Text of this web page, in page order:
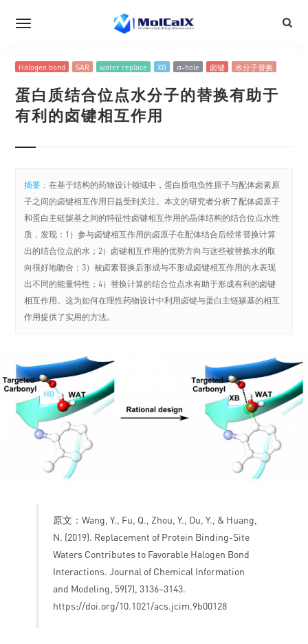
Halogen bond SAR water replace XB σ-hole 卤键 水分子替换
蛋白质结合位点水分子的替换有助于
有利的卤键相互作用
摘要：在基于结构的药物设计领域中，蛋白质电负性原子与配体卤素原
子之间的卤键相互作用日益受到关注。本文的研究者分析了配体卤原子
和蛋白主链羰基之间的特征性卤键相互作用的晶体结构的结合位点水性
质，发现：1）参与卤键相互作用的卤原子在配体结合后经常替换计算
出的结合位点的水；2）卤键相互作用的优势方向与这些被替换水的取
向很好地吻合；3）被卤素替换后形成与不形成卤键相互作用的水表现
出不同的能量特性；4）替换计算的结合位点水有助于形成有利的卤键
相互作用。这为如何在理性药物设计中利用卤键与蛋白主链羰基的相互
作用提供了实用的方法。
原文：Wang, Y., Fu, Q., Zhou, Y., Du, Y., & Huang,
N. (2019). Replacement of Protein Binding-Site
Waters Contributes to Favorable Halogen Bond
Interactions. Journal of Chemical Information
and Modeling, 59(7), 3136–3143.
https://doi.org/10.1021/acs.jcim.9b00128